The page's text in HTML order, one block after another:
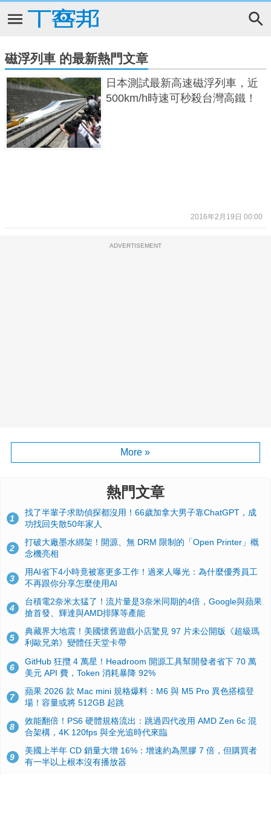
磁浮列車 的最新熱門文章
日本測試最新高速磁浮列車，近
500km/h時速可秒殺台灣高鐵！
2016年2月19日 00:00
ADVERTISEMENT
More »
熱門文章
1
找了半輩子求助偵探都沒用！66歲加拿大男子靠ChatGPT，成
功找回失散50年家人
2
打破大廠墨水綁架！開源、無 DRM 限制的「Open Printer」概
念機亮相
3
用AI省下4小時竟被塞更多工作！過來人曝光：為什麼優秀員工
不再跟你分享怎麼使用AI
4
台積電2奈米太猛了！流片量是3奈米同期的4倍，Google與蘋果
搶首發、輝達與AMD排隊等產能
5
典藏界大地震！美國懷舊遊戲小店驚見 97 片未公開版《超級瑪
利歐兄弟》變體任天堂卡帶
6
GitHub 狂攬 4 萬星！Headroom 開源工具幫開發者省下 70 萬
美元 API 費，Token 消耗暴降 92%
7
蘋果 2026 款 Mac mini 規格爆料：M6 與 M5 Pro 異色搭檔登
場！容量或將 512GB 起跳
8
效能翻倍！PS6 硬體規格流出：跳過四代改用 AMD Zen 6c 混
合架構，4K 120fps 與全光追時代來臨
9
美國上半年 CD 銷量大增 16%：增速約為黑膠 7 倍，但購買者
有一半以上根本沒有播放器